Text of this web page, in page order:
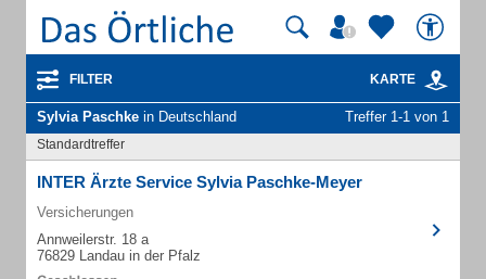
FILTER KARTE
Sylvia Paschke in Deutschland Treffer 1-1 von 1
Standardtreffer
INTER Ärzte Service Sylvia Paschke-Meyer
Versicherungen
Annweilerstr. 18 a
76829 Landau in der Pfalz